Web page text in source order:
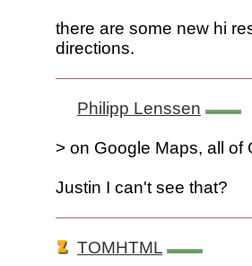
there are some new hi
directions.
Philipp Lenssen
> on Google Maps, all of
Justin I can't see that?
TOMHTML